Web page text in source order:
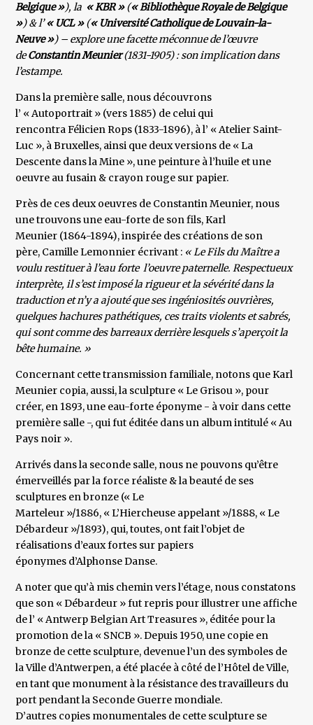
Belgique »), la « KBR »(« Bibliothèque Royale de Belgique
») & l’« UCL »(« Université Catholique de Louvain-la-
Neuve ») – explore une facette méconnue de l’œuvre
deConstantin Meunier(1831-1905) : son implication dans
l’estampe.
Dans la première salle, nous découvrons
l’ « Autoportrait » (vers 1885) de celui qui
rencontra Félicien Rops (1833-1896), à l’ « Atelier Saint-
Luc », à Bruxelles, ainsi que deux versions de « La
Descente dans la Mine », une peinture à l’huile et une
oeuvre au fusain & crayon rouge sur papier.
Près de ces deux oeuvres de Constantin Meunier, nous
une trouvons une eau-forte de son fils, Karl
Meunier (1864-1894), inspirée des créations de son
père, Camille Lemonnier écrivant : « Le Fils du Maître a
voulu restituer à l’eau forte l’oeuvre paternelle. Respectueux
interprète, il s’est imposé la rigueur et la sévérité dans la
traduction et n’y a ajouté que ses ingéniosités ouvrières,
quelques hachures pathétiques, ces traits violents et sabrés,
qui sont comme des barreaux derrière lesquels s’aperçoit la
bête humaine. »
Concernant cette transmission familiale, notons que Karl
Meunier copia, aussi, la sculpture « Le Grisou », pour
créer, en 1893, une eau-forte éponyme - à voir dans cette
première salle -, qui fut éditée dans un album intitulé « Au
Pays noir ».
Arrivés dans la seconde salle, nous ne pouvons qu’être
émerveillés par la force réaliste & la beauté de ses
sculptures en bronze (« Le
Marteleur »/1886, « L’Hiercheuse appelant »/1888, « Le
Débardeur »/1893), qui, toutes, ont fait l’objet de
réalisations d’eaux fortes sur papiers
éponymes d’Alphonse Danse.
A noter que qu’à mis chemin vers l’étage, nous constatons
que son « Débardeur » fut repris pour illustrer une affiche
de l’ « Antwerp Belgian Art Treasures », éditée pour la
promotion de la « SNCB ». Depuis 1950, une copie en
bronze de cette sculpture, devenue l’un des symboles de
la Ville d’Antwerpen, a été placée à côté de l’Hôtel de Ville,
en tant que monument à la résistance des travailleurs du
port pendant la Seconde Guerre mondiale.
D’autres copies monumentales de cette sculpture se